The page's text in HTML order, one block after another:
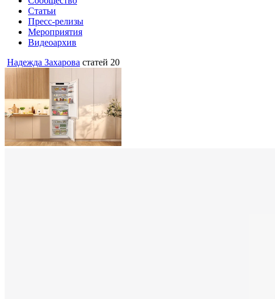
Статьи
Пресс-релизы
Мероприятия
Видеоархив
Надежда Захарова статей 20